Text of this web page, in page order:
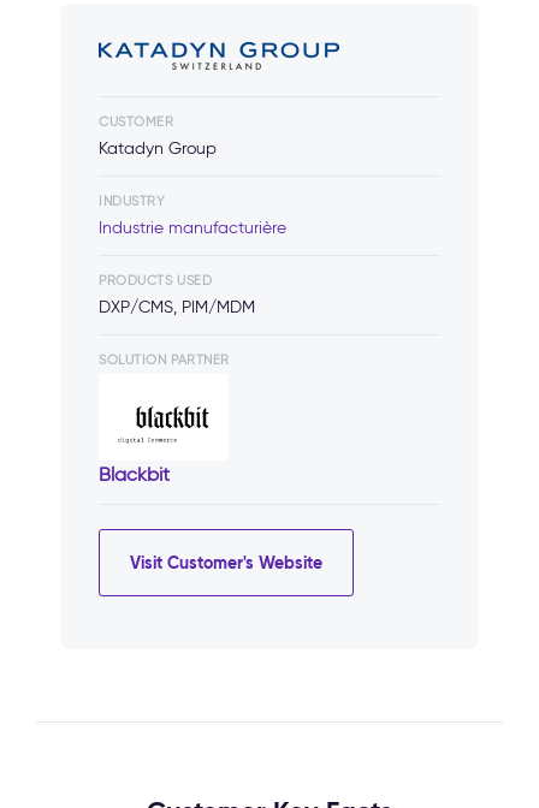
CUSTOMER
Katadyn Group
INDUSTRY
Industrie manufacturière
PRODUCTS USED
DXP/CMS, PIM/MDM
SOLUTION PARTNER
Blackbit
Visit Customer's Website